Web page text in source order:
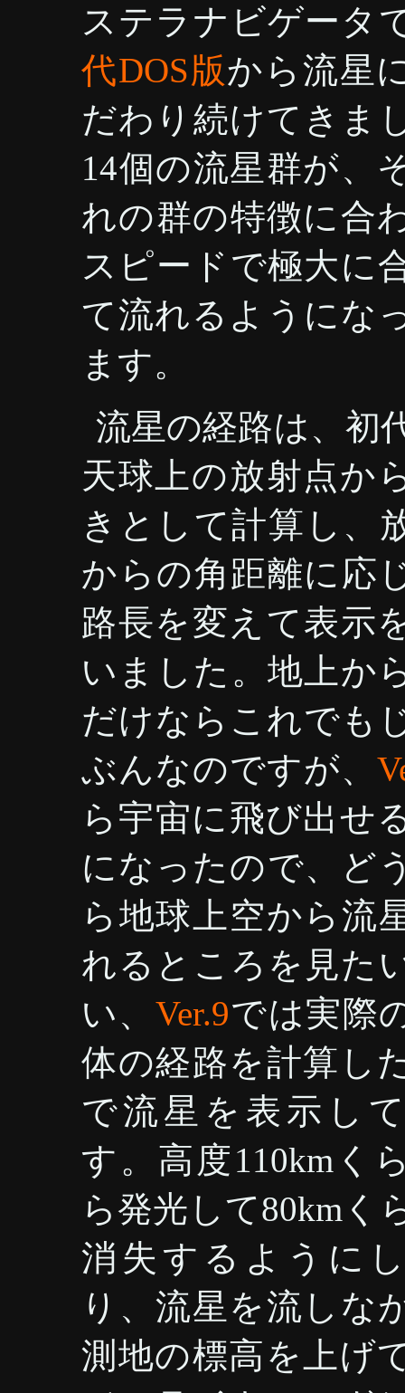
ステラナビゲータ
代DOS版から流星
だわり続けてきま
14個の流星群が、
れの群の特徴に合
スピードで極大に
て流れるようにな
ます。
流星の経路は、初
天球上の放射点か
きとして計算し、
からの角距離に応
路長を変えて表示
いました。地上か
だけならこれでも
ぶんなのですが、
ら宇宙に飛び出せ
になったので、ど
ら地球上空から流
れるところを見た
い、 Ver.9では実際
体の経路を計算し
で流星を表示し
す。高度110kmく
ら発光して80kmく
消失するように
り、流星を流しな
測地の標高を上げ